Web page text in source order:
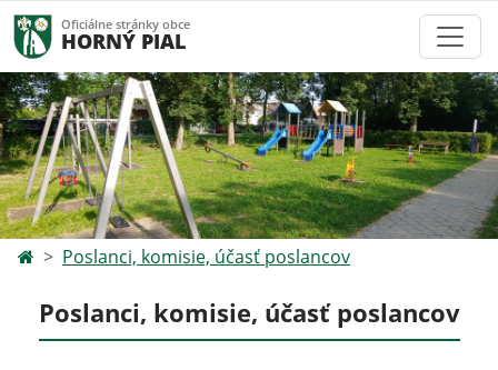
Oficiálne stránky obce
HORNÝ PIAL
Poslanci, komisie, účasť poslancov
Poslanci, komisie, účasť poslancov